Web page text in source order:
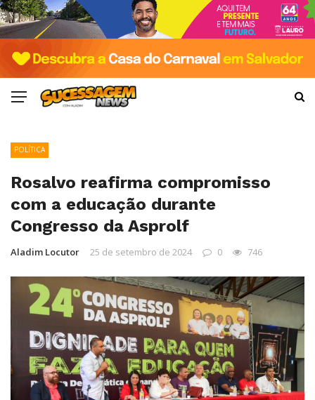
POLÍTICA
Rosalvo reafirma compromisso
com a educação durante
Congresso da Asprolf
Aladim Locutor 25 de setembro de 2024 0 746